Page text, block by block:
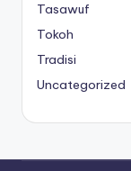
Tasawuf
Tokoh
Tradisi
Uncategorized